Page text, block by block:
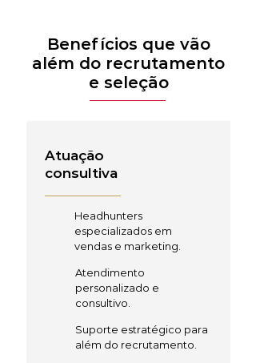
Benefícios que vão
além do recrutamento
e seleção
Atuação
consultiva
Headhunters
especializados em
vendas e marketing.
Atendimento
personalizado e
consultivo.
Suporte estratégico para
além do recrutamento.